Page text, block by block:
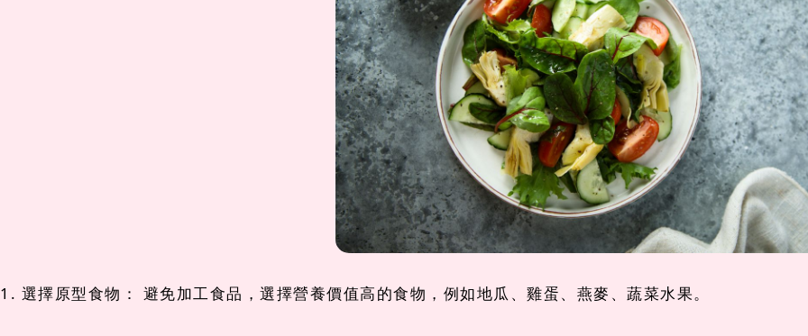
1. 選擇原型食物： 避免加工食品，選擇營養價值高的食物，例如地瓜、雞蛋、燕麥、蔬菜水果。